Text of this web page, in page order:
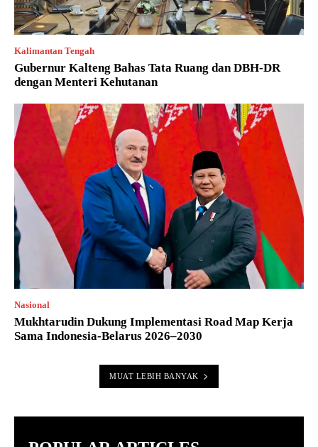
Kalimantan Tengah
Gubernur Kalteng Bahas Tata Ruang dan DBH-DR
dengan Menteri Kehutanan
Nasional
Mukhtarudin Dukung Implementasi Road Map Kerja
Sama Indonesia-Belarus 2026–2030
MUAT LEBIH BANYAK